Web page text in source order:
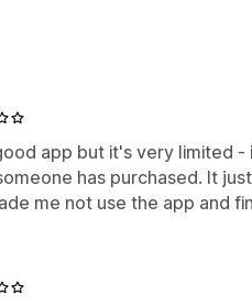
app but it's very limited
has purchased. It
me not use the app and